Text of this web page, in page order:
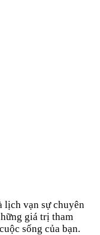
lịch vạn sự chuyên
giá trị tham
sống của bạn.